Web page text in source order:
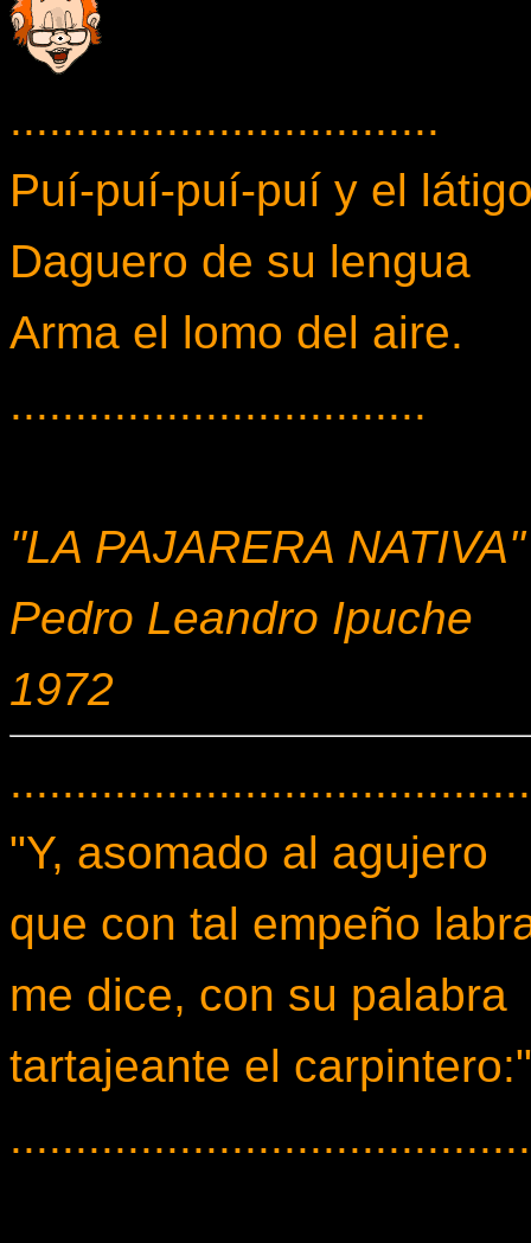
.................................
Puí-puí-puí-puí y el
Daguero de su lengua
Arma el lomo del aire.
................................
"LA PAJARERA NATIVA"
Pedro Leandro Ipuche
1972
"Y, asomado al agujero
que con tal empeño
me dice, con su palabra
tartajeante el carpintero:"